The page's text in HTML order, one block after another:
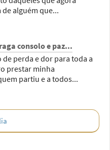
alguém que...
consolo e paz...
de perda e dor para toda a
prestar minha
partiu e a todos...